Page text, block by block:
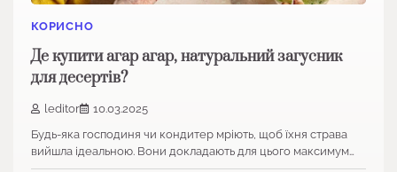
КОРИСНО
Де купити агар агар, натуральний загусник
для десертів?
leditor
10.03.2025
Будь-яка господиня чи кондитер мріють, щоб їхня страва
вийшла ідеальною. Вони докладають для цього максимум…